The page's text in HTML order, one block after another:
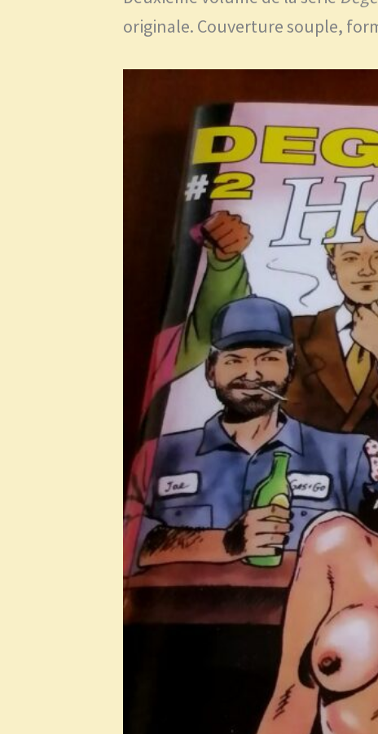
originale. Couverture souple,